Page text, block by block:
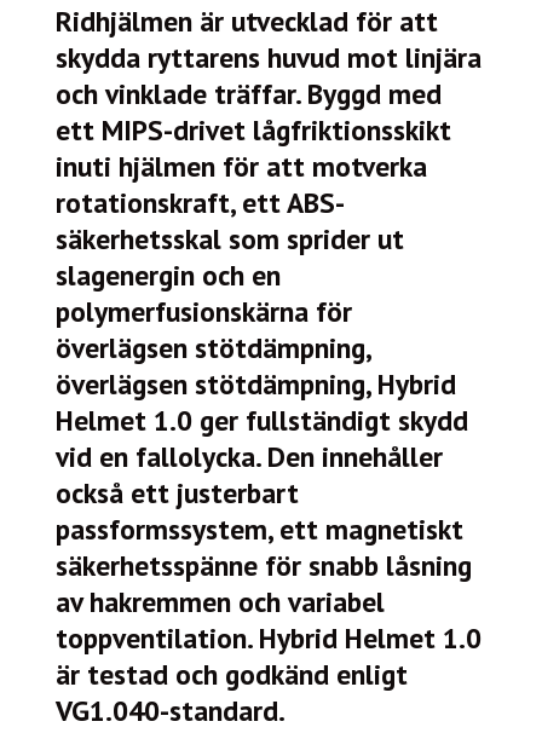
Ridhjälmen är utvecklad för att
skydda ryttarens huvud mot linjära
och vinklade träffar. Byggd med
ett MIPS-drivet lågfriktionsskikt
inuti hjälmen för att motverka
rotationskraft, ett ABS-
säkerhetsskal som sprider ut
slagenergin och en
polymerfusionskärna för
överlägsen stötdämpning,
överlägsen stötdämpning, Hybrid
Helmet 1.0 ger fullständigt skydd
vid en fallolycka. Den innehåller
också ett justerbart
passformssystem, ett magnetiskt
säkerhetsspänne för snabb låsning
av hakremmen och variabel
toppventilation. Hybrid Helmet 1.0
är testad och godkänd enligt
VG1.040-standard.